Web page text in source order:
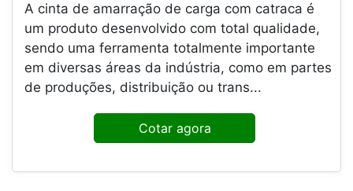
A cinta de amarração de carga com catraca é
um produto desenvolvido com total qualidade,
sendo uma ferramenta totalmente importante
em diversas áreas da indústria, como em partes
de produções, distribuição ou trans...
Cotar agora